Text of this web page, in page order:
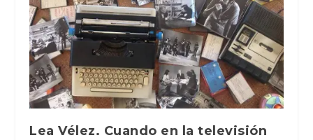
Lea Vélez. Cuando en la televisión